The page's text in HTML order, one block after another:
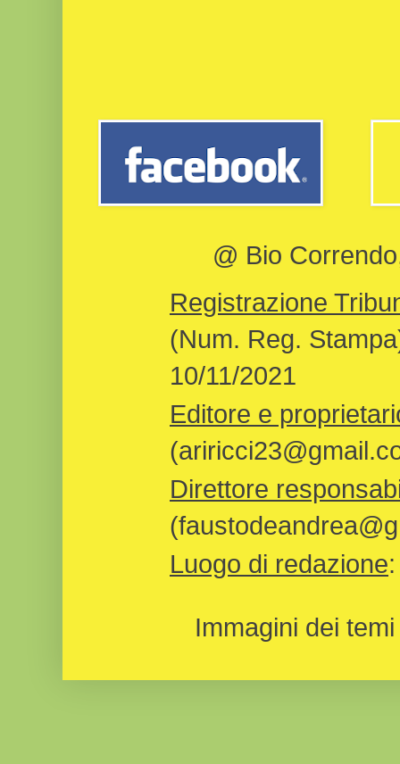
@ Bio
Registrazione
(Num. Reg.
10/11/2021
Editore e
Direttore
Luogo di redazione
Immagini dei